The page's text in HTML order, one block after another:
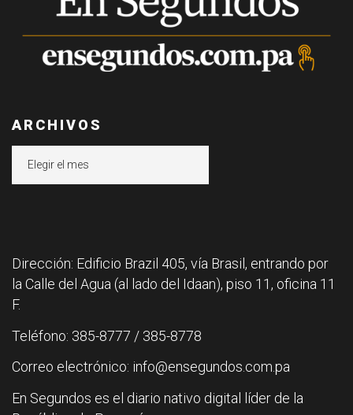
ARCHIVOS
Dirección: Edificio Brazil 405, vía Brasil, entrando por
la Calle del Agua (al lado del Idaan), piso 11, oficina 11
F.
Teléfono: 385-8777 / 385-8778
Correo electrónico: info@ensegundos.com.pa
En Segundos es el diario nativo digital líder de la